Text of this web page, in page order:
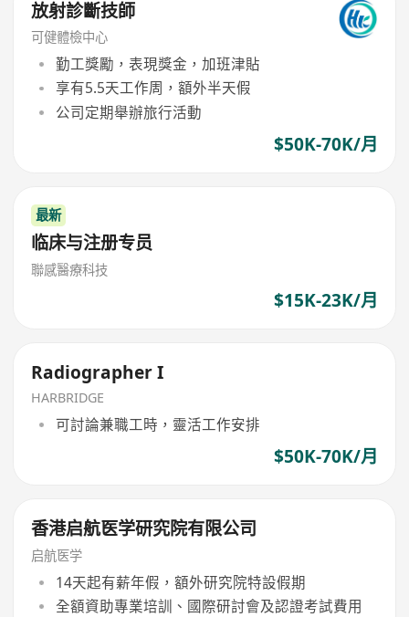
放射診斷技師
可健體檢中心
勤工獎勵，表現獎金，加班津貼
享有5.5天工作周，額外半天假
公司定期舉辦旅行活動
$50K-70K/月
最新
临床与注册专员
聯感醫療科技
$15K-23K/月
Radiographer I
HARBRIDGE
可討論兼職工時，靈活工作安排
$50K-70K/月
香港启航医学研究院有限公司
启航医学
14天起有薪年假，額外研究院特設假期
全額資助專業培訓、國際研討會及認證考試費用